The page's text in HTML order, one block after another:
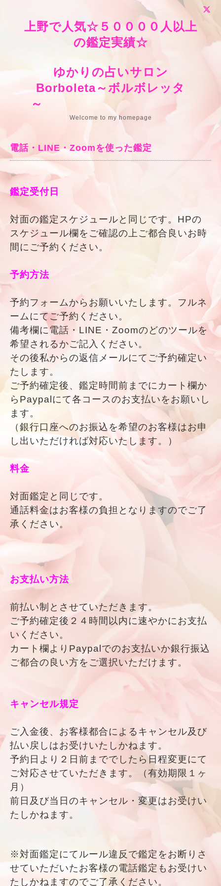
上野で人気☆５００００人以上
の鑑定実績☆
ゆかりの占いサロン
Borboleta～ボルボレッタ
～
Welcome to my homepage
電話・LINE・Zoomを使った鑑定
鑑定受付日
対面の鑑定スケジュールと同じです。HPの
スケジュール欄をご確認の上ご都合良いお時
間にご予約ください。
予約方法
予約フォームからお願いいたします。フルネ
ームにてご予約ください。
備考欄に電話・LINE・Zoomのどのツールを
希望されるかご記入ください。
その後私からの返信メールにてご予約確定い
たします。
ご予約確定後、鑑定時間前までにカート欄か
らPaypalにて各コースのお支払いをお願いし
ます。
（銀行口座へのお振込を希望のお客様はお申
し出いただければ対応いたします。）
料金
対面鑑定と同じです。
通話料金はお客様の負担となりますのでご了
承ください。
お支払い方法
前払い制とさせていただきます。
ご予約確定後２４時間以内に速やかにお支払
いください。
カート欄よりPaypalでのお支払いか銀行振込
ご都合の良い方をご選択いただけます。
キャンセル規定
ご入金後、お客様都合によるキャンセル及び
払い戻しはお受けいたしかねます。
予約日より２日前まででしたら日程変更にて
ご対応させていただきます。（有効期限１ヶ
月）
前日及び当日のキャンセル・変更はお受けい
たしかねます。
※対面鑑定にてルール違反で鑑定をお断りさ
せていただいたお客様の電話鑑定もお受けい
たしかねますのでご了承ください。